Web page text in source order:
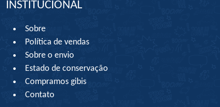
INSTITUCIONAL
Sobre
Política de vendas
Sobre o envio
Estado de conservação
Compramos gibis
Contato